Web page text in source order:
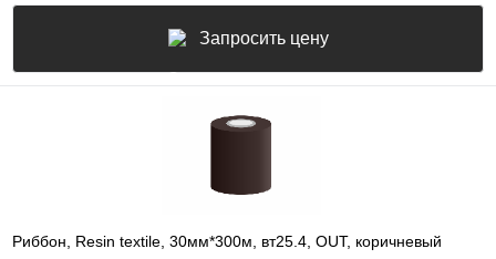
Запросить цену
Риббон, Resin textile, 30мм*300м, вт25.4, OUT, коричневый